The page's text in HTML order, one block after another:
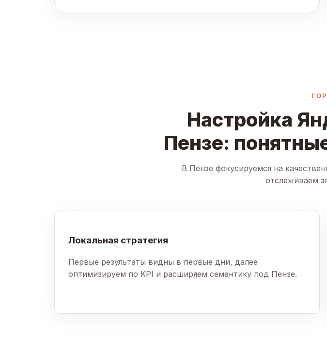
Настройка
Пензе:
В Пензе фокусируемся на
отслеживаем
Локальная стратегия
Первые результаты видны в первые дни, далее
оптимизируем по KPI и расширяем семантику под Пензе.